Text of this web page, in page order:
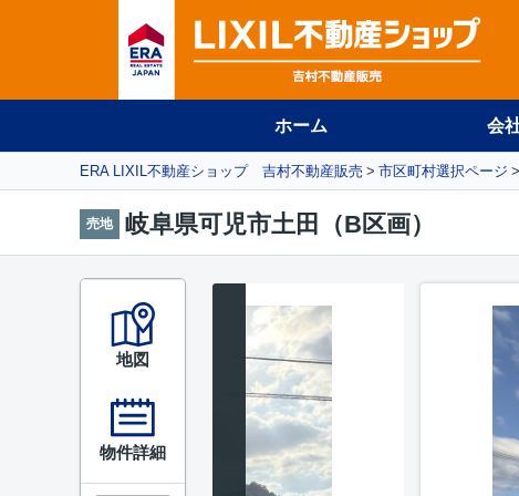
ホーム 会
ERA LIXIL不動産ショップ 吉村不動産販売 市区町村選択ページ
売地 岐阜県可児市土田（B区画）
地図
物件詳細